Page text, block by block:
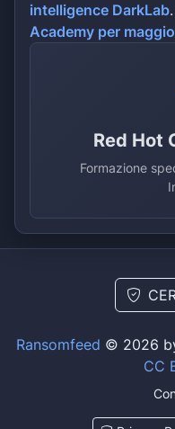
intelligence DarkLab
Academy per
Red Hot
Formazione
Ransomfeed © 2026
CC